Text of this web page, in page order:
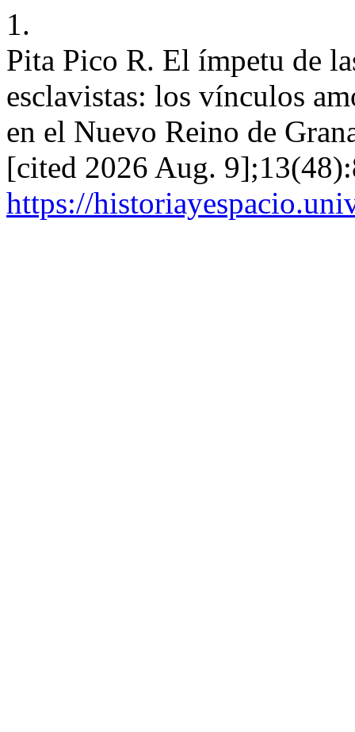
1.
Pita Pico R. El ímpetu de
esclavistas: los vínculos
en el Nuevo Reino de
[cited 2026 Aug.
https://